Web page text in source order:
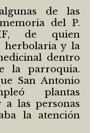
de las
del P.
de quien
herbolaria y la
dentro
la parroquia.
San Antonio
plantas
a las personas
la atención